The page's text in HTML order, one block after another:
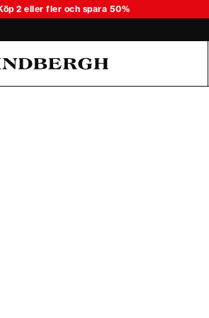
2 eller fler och spara 50%
Upptäck våra kortärmade